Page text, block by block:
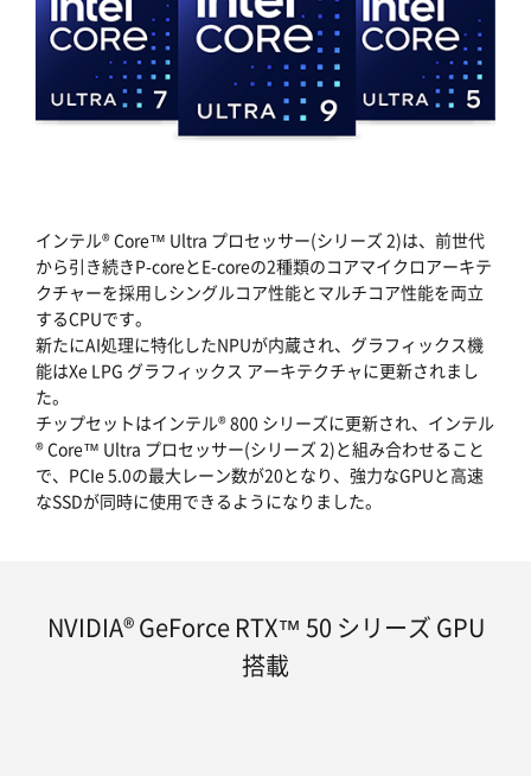
インテル® Core™ Ultra プロセッサー(シリーズ 2)は、前世代
から引き続きP-coreとE-coreの2種類のコアマイクロアーキテ
クチャーを採用しシングルコア性能とマルチコア性能を両立
するCPUです。
新たにAI処理に特化したNPUが内蔵され、グラフィックス機
能はXe LPG グラフィックス アーキテクチャに更新されまし
た。
チップセットはインテル® 800 シリーズに更新され、インテル
® Core™ Ultra プロセッサー(シリーズ 2)と組み合わせること
で、PCIe 5.0の最大レーン数が20となり、強力なGPUと高速
なSSDが同時に使用できるようになりました。
NVIDIA® GeForce RTX™ 50 シリーズ GPU
搭載